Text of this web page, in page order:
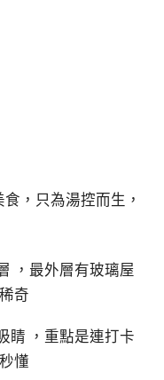
，最外層有玻璃屋
奇
睛 ，重點是連打卡
懂